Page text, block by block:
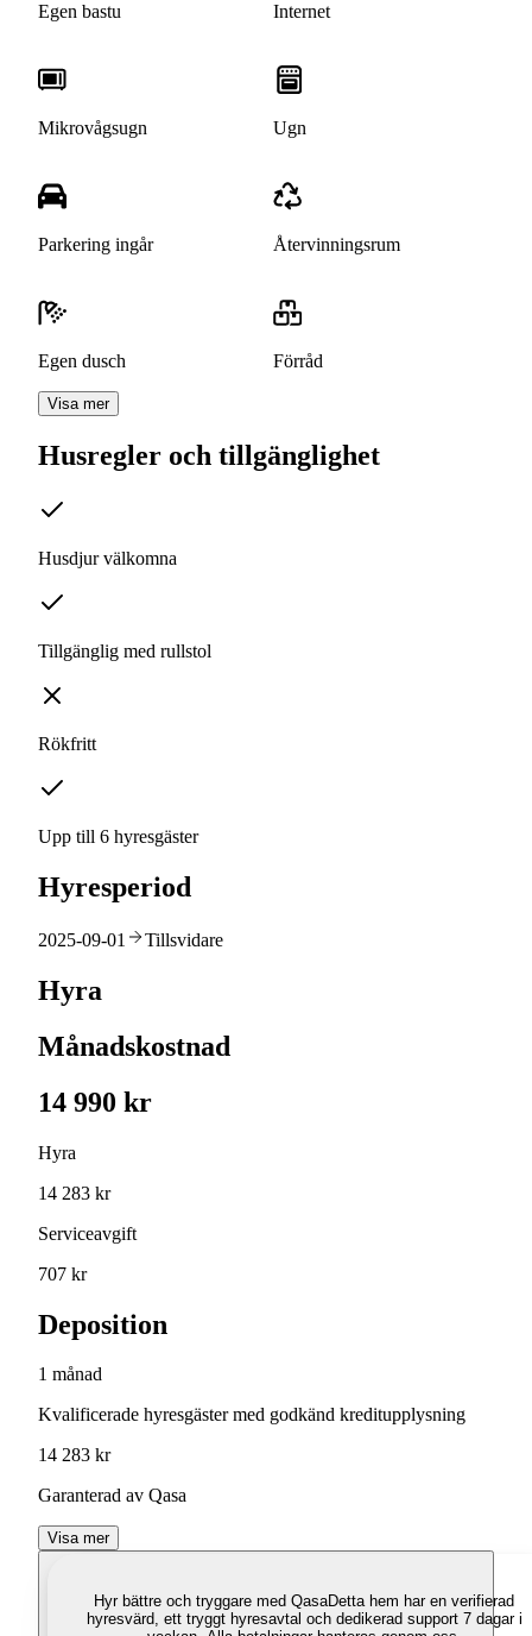
Egen bastu Internet
Mikrovågsugn Ugn
Parkering ingår Återvinningsrum
Egen dusch Förråd
Visa mer
Husregler och tillgänglighet
Husdjur välkomna
Tillgänglig med rullstol
Rökfritt
Upp till 6 hyresgäster
Hyresperiod
2025-09-01 Tillsvidare
Hyra
Månadskostnad
14 990 kr
Hyra
14 283 kr
Serviceavgift
707 kr
Deposition
1 månad
Kvalificerade hyresgäster med godkänd kreditupplysning
14 283 kr
Garanterad av Qasa
Visa mer
Hyr bättre och tryggare med QasaDetta hem har en verifierad
hyresvärd, ett tryggt hyresavtal och dedikerad support 7 dagar i